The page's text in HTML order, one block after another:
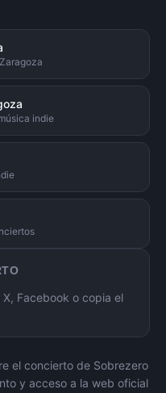
indie
Facebook o copia el
el concierto de Sobrezero
y acceso a la web oficial